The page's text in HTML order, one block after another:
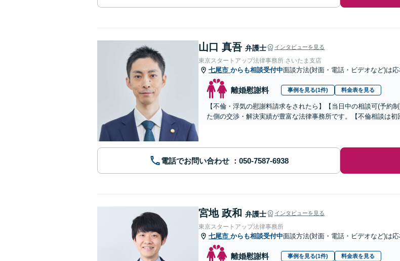
山口 真吾 弁護士 インタビューを見る
東京スタートアップ法律事務所 さいたま支店
七尾市 からも相談受付中面談方法(対面・電話・ビデオなど)は応
離婚慰謝料 事例を見る(1件) 料金表を見る
【不倫・浮気の慰謝料請求をされたら】【当日中の相談可(予約
た側の交渉・解決実績が豊富な法律事務所です。【不倫相談は
電話でお問い合わせ
宮地 政和 弁護士 インタビューを見る
東京スタートアップ法律事務所
七尾市 からも相談受付中面談方法(対面・電話・ビデオなど)は応
離婚慰謝料 事例を見る(1件) 料金表を見る